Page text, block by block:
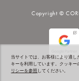
Copyright ©
当サイトでは、お客様により適
キーを利用しています。クッキー
リシーを参照 してください。